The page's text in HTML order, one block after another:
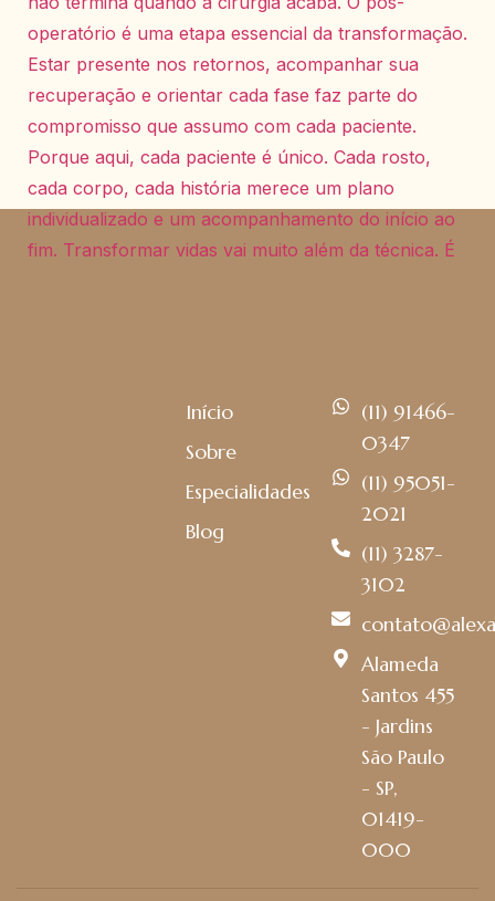
Início
Sobre
Especialidades
Blog
(11) 91466-
0347
(11) 95051-
2021
(11) 3287-
3102
Alameda
Santos 455
- Jardins
São Paulo
- SP,
01419-
000